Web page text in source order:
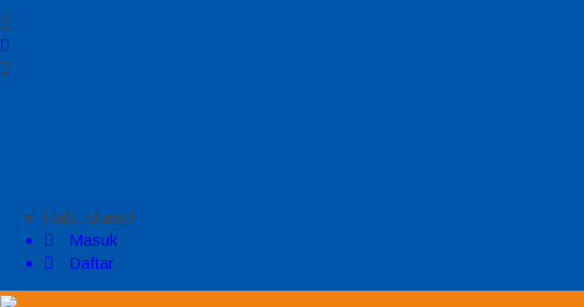
Halo, Guest!
Masuk
Daftar